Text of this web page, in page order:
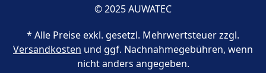
© 2025 AUWATEC
* Alle Preise exkl. gesetzl. Mehrwertsteuer zzgl.
Versandkosten und ggf. Nachnahmegebühren, wenn
nicht anders angegeben.